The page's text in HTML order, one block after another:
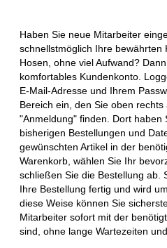
Haben Sie neue Mitarbeiter
schnellstmöglich Ihre bewährten
Hosen, ohne viel Aufwand?
komfortables Kundenkonto.
E-Mail-Adresse und Ihrem
Bereich ein, den Sie oben
"Anmeldung" finden. Dort haben
bisherigen Bestellungen und
gewünschten Artikel in der
Warenkorb, wählen Sie Ihr
schließen Sie die Bestellung ab.
Ihre Bestellung fertig und wird
diese Weise können Sie
Mitarbeiter sofort mit der
sind, ohne lange Wartezeiten